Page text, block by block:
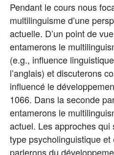
Pendant le cours nous
multilinguisme d’une
actuelle. D’un point de
entamerons le
(e.g., influence
l’anglais) et discuterons
influencé le
1066. Dans la seconde
entamerons le
actuel. Les approches
type psycholinguistique
parlerons du